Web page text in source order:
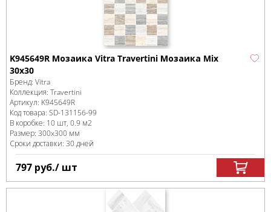
K945649R Мозаика Vitra Travertini Мозаика Mix
30х30
Бренд: Vitra
Коллекция: Travertini
Артикул: K945649R
Код товара: SD-131156-99
В коробке: 10 шт, 0.9 м2
Размер: 300x300 мм
Сроки доставки: 30 дней
797 руб./ шт